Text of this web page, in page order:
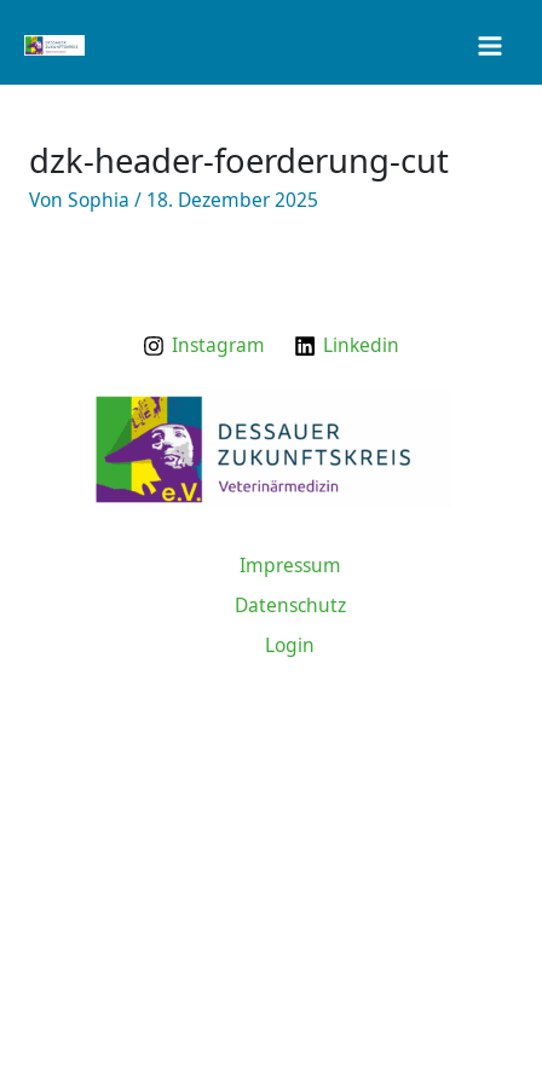
Inhalt
dzk-header-foerderung-cut
Von Sophia / 18. Dezember 2025
Instagram Linkedin
Impressum
Datenschutz
Login